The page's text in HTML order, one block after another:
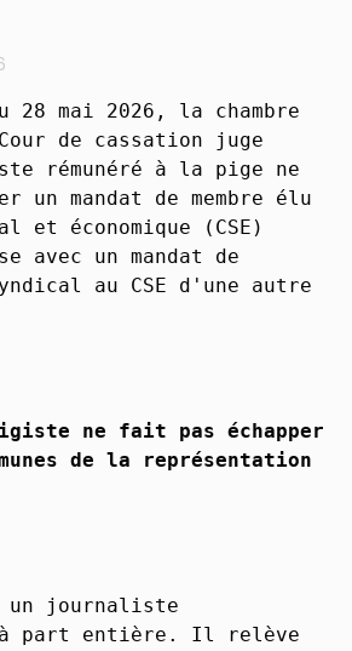
28 mai 2026, la chambre
de cassation juge
rémunéré à la pige ne
un mandat de membre élu
et économique (CSE)
avec un mandat de
au CSE d'une autre
ne fait pas échapper
de la représentation
journaliste
à part entière. Il relève